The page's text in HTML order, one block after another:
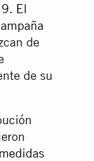
El
de
de su
medidas